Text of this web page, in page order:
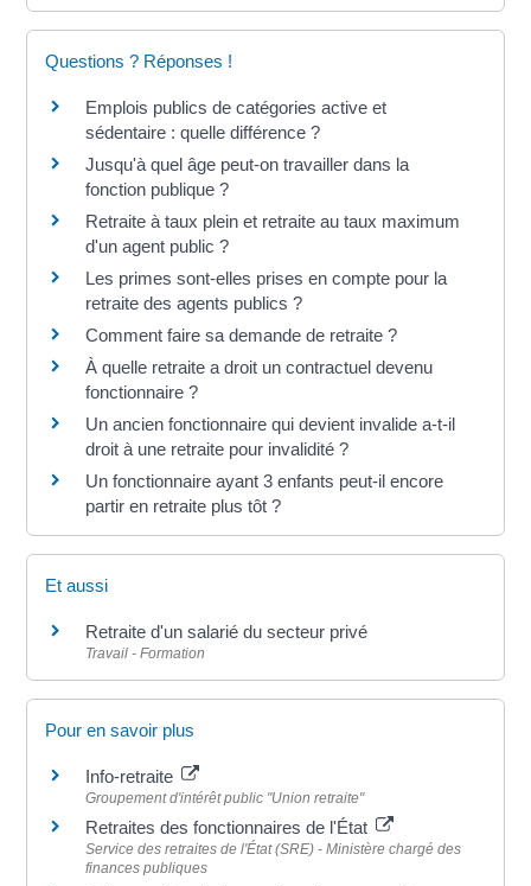
Questions ? Réponses !
Emplois publics de catégories active et
sédentaire : quelle différence ?
Jusqu'à quel âge peut-on travailler dans la
fonction publique ?
Retraite à taux plein et retraite au taux maximum
d'un agent public ?
Les primes sont-elles prises en compte pour la
retraite des agents publics ?
Comment faire sa demande de retraite ?
À quelle retraite a droit un contractuel devenu
fonctionnaire ?
Un ancien fonctionnaire qui devient invalide a-t-il
droit à une retraite pour invalidité ?
Un fonctionnaire ayant 3 enfants peut-il encore
partir en retraite plus tôt ?
Et aussi
Retraite d'un salarié du secteur privé
Travail - Formation
Pour en savoir plus
Info-retraite
Groupement d'intérêt public "Union retraite"
Retraites des fonctionnaires de l'État
Service des retraites de l'État (SRE) - Ministère chargé des
finances publiques